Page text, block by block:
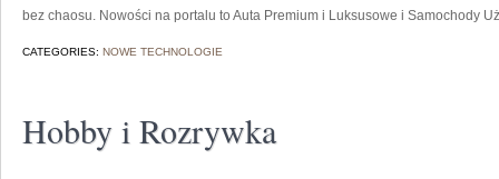
bez chaosu. Nowości na portalu to Auta Premium i Luksusowe i Samochody
CATEGORIES: NOWE TECHNOLOGIE
Hobby i Rozrywka